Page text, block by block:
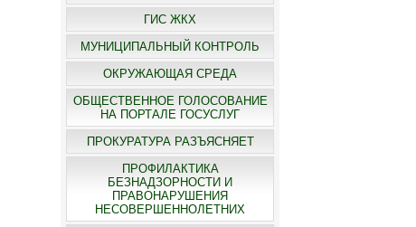
ГИС ЖКХ
МУНИЦИПАЛЬНЫЙ КОНТРОЛЬ
ОКРУЖАЮЩАЯ СРЕДА
ОБЩЕСТВЕННОЕ ГОЛОСОВАНИЕ
НА ПОРТАЛЕ ГОСУСЛУГ
ПРОКУРАТУРА РАЗЪЯСНЯЕТ
ПРОФИЛАКТИКА
БЕЗНАДЗОРНОСТИ И
ПРАВОНАРУШЕНИЯ
НЕСОВЕРШЕННОЛЕТНИХ